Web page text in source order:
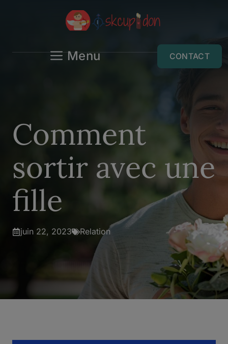
Menu CONTACT
Comment
sortir avec une
fille
juin 22, 2023 Relation